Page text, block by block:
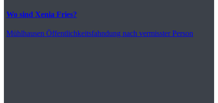
Wo sind Xenia Fries?
Mühlhausen Öffentlichkeitsfahndung nach vermisster Person